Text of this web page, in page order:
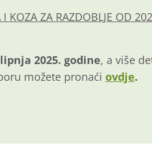
KOZA ZA RAZDOBLJE OD
2025. godine, a više
možete pronaći ovdje.